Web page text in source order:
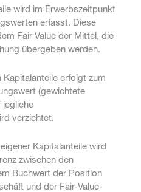
wird im Erwerbszeitpunkt
erfasst. Diese
Fair Value der Mittel, die
übergeben werden.
Kapitalanteile erfolgt zum
(gewichtete
jegliche
verzichtet.
Kapitalanteile wird
zwischen den
Buchwert der Position
und der Fair-Value-